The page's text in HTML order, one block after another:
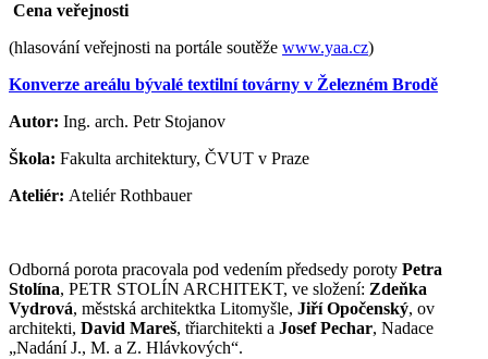
Cena veřejnosti
(hlasování veřejnosti na portále soutěže www.yaa.cz)
Konverze areálu bývalé textilní továrny v Železném Brodě
Autor: Ing. arch. Petr Stojanov
Škola: Fakulta architektury, ČVUT v Praze
Ateliér: Ateliér Rothbauer
Odborná porota pracovala pod vedením předsedy poroty Petra
Stolína, PETR STOLÍN ARCHITEKT, ve složení: Zdeňka
Vydrová, městská architektka Litomyšle, Jiří Opočenský, ov
architekti, David Mareš, třiarchitekti a Josef Pechar, Nadace
„Nadání J., M. a Z. Hlávkových“.